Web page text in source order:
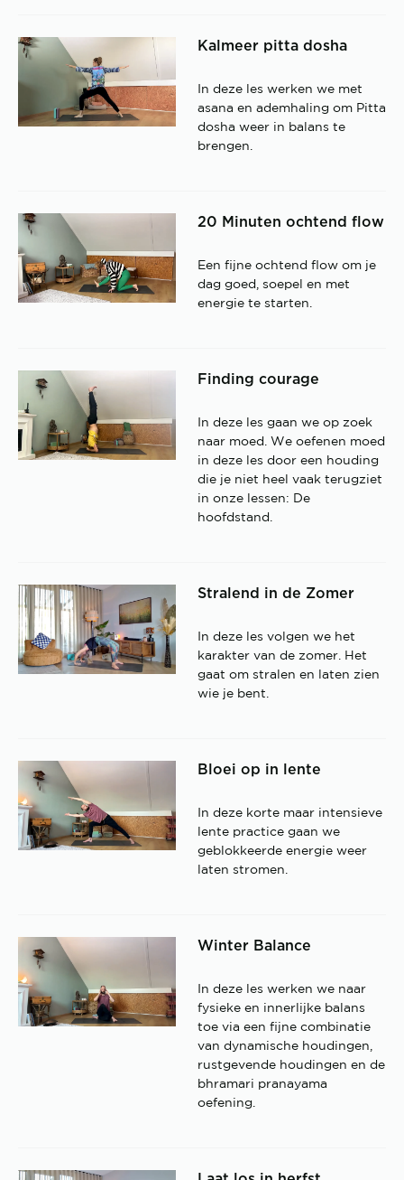
Kalmeer pitta dosha
In deze les werken we met
asana en ademhaling om Pitta
dosha weer in balans te
brengen.
20 Minuten ochtend flow
Een fijne ochtend flow om je
dag goed, soepel en met
energie te starten.
Finding courage
In deze les gaan we op zoek
naar moed. We oefenen moed
in deze les door een houding
die je niet heel vaak terugziet
in onze lessen: De
hoofdstand.
Stralend in de Zomer
In deze les volgen we het
karakter van de zomer. Het
gaat om stralen en laten zien
wie je bent.
Bloei op in lente
In deze korte maar intensieve
lente practice gaan we
geblokkeerde energie weer
laten stromen.
Winter Balance
In deze les werken we naar
fysieke en innerlijke balans
toe via een fijne combinatie
van dynamische houdingen,
rustgevende houdingen en de
bhramari pranayama
oefening.